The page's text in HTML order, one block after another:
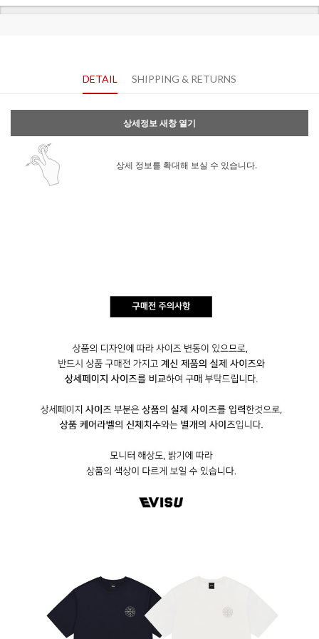
DETAIL SHIPPING & RETURNS
상세정보 새창 열기
상세 정보를 확대해 보실 수 있습니다.